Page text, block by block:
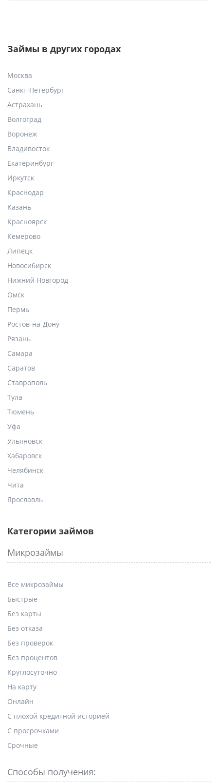
Займы в других городах
Москва
Санкт-Петербург
Астрахань
Волгоград
Воронеж
Владивосток
Екатеринбург
Иркутск
Краснодар
Казань
Красноярск
Кемерово
Липецк
Новосибирск
Нижний Новгород
Омск
Пермь
Ростов-на-Дону
Рязань
Самара
Саратов
Ставрополь
Тула
Тюмень
Уфа
Ульяновск
Хабаровск
Челябинск
Чита
Ярославль
Категории займов
Микрозаймы
Все микрозаймы
Быстрые
Без карты
Без отказа
Без проверок
Без процентов
Круглосуточно
На карту
Онлайн
С плохой кредитной историей
С просрочками
Срочные
Способы получения: